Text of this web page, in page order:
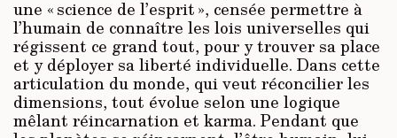
une « science de l’esprit », censée permettre à
l’humain de connaître les lois universelles qui
régissent ce grand tout, pour y trouver sa place
et y déployer sa liberté individuelle. Dans cette
articulation du monde, qui veut réconcilier les
dimensions, tout évolue selon une logique
mêlant réincarnation et karma. Pendant que